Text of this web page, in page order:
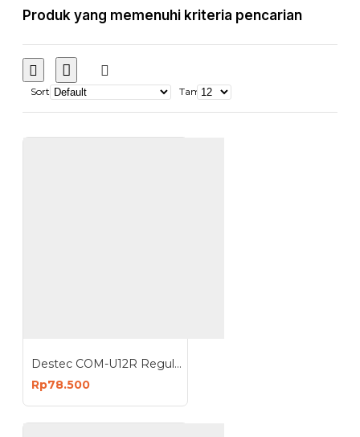
Produk yang memenuhi kriteria pencarian
Sort Tampilkan:
Destec COM-U12R Regulator Gas dengan Pengaman Ganda
Rp78.500